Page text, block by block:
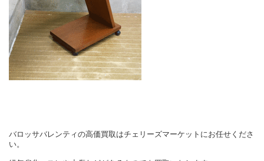
バロッサバレンティの高価買取はチェリーズマーケットにお任せくださ
い。